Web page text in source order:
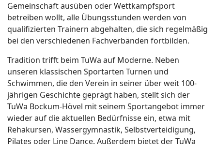
Gemeinschaft ausüben oder Wettkampfsport
betreiben wollt, alle Übungsstunden werden von
qualifizierten Trainern abgehalten, die sich regelmäßig
bei den verschiedenen Fachverbänden fortbilden.
Tradition trifft beim TuWa auf Moderne. Neben
unseren klassischen Sportarten Turnen und
Schwimmen, die den Verein in seiner über weit 100-
jährigen Geschichte geprägt haben, stellt sich der
TuWa Bockum-Hövel mit seinem Sportangebot immer
wieder auf die aktuellen Bedürfnisse ein, etwa mit
Rehakursen, Wassergymnastik, Selbstverteidigung,
Pilates oder Line Dance. Außerdem bietet der TuWa